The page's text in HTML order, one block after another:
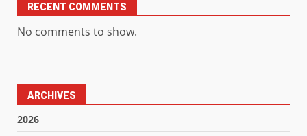
RECENT COMMENTS
No comments to show.
ARCHIVES
2026